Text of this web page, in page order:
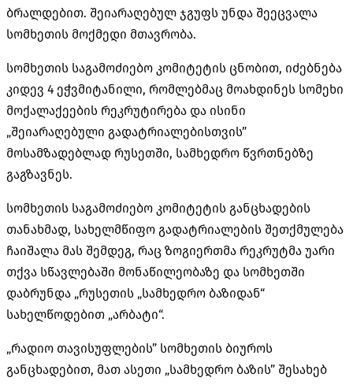
ბრალდებით. შეიარაღებულ ჯგუფს უნდა შეეცვალა
სომხეთის მოქმედი მთავრობა.
სომხეთის საგამოძიებო კომიტეტის ცნობით, იძებნება
კიდევ 4 ეჭვმიტანილი, რომლებმაც მოახდინეს სომეხი
მოქალაქეების რეკრუტირება და ისინი
„შეიარაღებული გადატრიალებისთვის”
მოსამზადებლად რუსეთში, სამხედრო წვრთნებზე
გაგზავნეს.
სომხეთის საგამოძიებო კომიტეტის განცხადების
თანახმად, სახელმწიფო გადატრიალების შეთქმულება
ჩაიშალა მას შემდეგ, რაც ზოგიერთმა რეკრუტმა უარი
თქვა სწავლებაში მონაწილეობაზე და სომხეთში
დაბრუნდა „რუსეთის „სამხედრო ბაზიდან“
სახელწოდებით „არბატი“.
„რადიო თავისუფლების” სომხეთის ბიუროს
განცხადებით, მათ ასეთი „სამხედრო ბაზის” შესახებ